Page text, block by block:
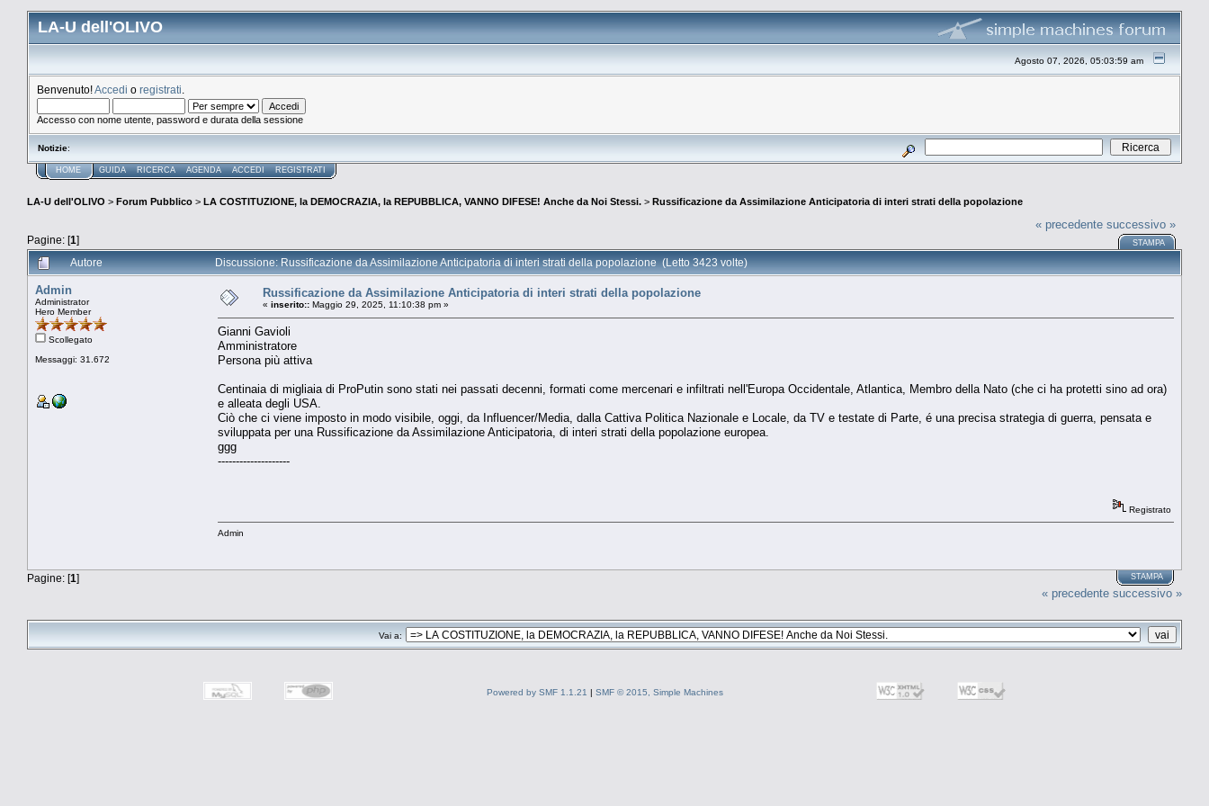
LA-U dell'OLIVO
Agosto 07, 2026, 05:03:59 am
Benvenuto!Accedi o registrati
Accesso con nome utente, password e durata della sessione
Notizie:
HOME GUIDA RICERCA AGENDA ACCEDI REGISTRATI
LA-U dell'OLIVO > Forum Pubblico > LA COSTITUZIONE, la DEMOCRAZIA, la REPUBBLICA, VANNO DIFESE! Anche da Noi Stessi. > Russificazione da Assimilazione Anticipatoria di interi strati della popolazione
Pagine: [1]
« precedente successivo »
STAMPA
Autore Discussione: Russificazione da Assimilazione Anticipatoria di interi strati della popolazione (Letto 3423 volte)
Admin
Administrator
Hero Member
Scollegato
Messaggi: 31.672
Russificazione da Assimilazione Anticipatoria di interi strati della popolazione
« inserito:: Maggio 29, 2025, 11:10:38 pm »
Gianni Gavioli
Amministratore
Persona più attiva
Centinaia di migliaia di ProPutin sono stati nei passati decenni, formati come mercenari e infiltrati nell'Europa Occidentale, Atlantica, Membro della Nato (che ci ha protetti sino ad ora)
e alleata degli USA.
Ciò che ci viene imposto in modo visibile, oggi, da Influencer/Media, dalla Cattiva Politica Nazionale e Locale, da TV e testate di Parte, é una precisa strategia di guerra, pensata e
sviluppata per una Russificazione da Assimilazione Anticipatoria, di interi strati della popolazione europea.
ggg
--------------------
Registrato
Admin
Pagine: [1] STAMPA
« precedente successivo »
Vai a:
Powered by SMF 1.1.21 | SMF © 2015, Simple Machines